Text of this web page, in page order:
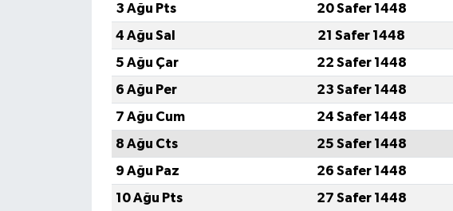
3 Ağu Pts
20 Safer 1448
4 Ağu Sal
21 Safer 1448
5 Ağu Çar
22 Safer 1448
6 Ağu Per
23 Safer 1448
7 Ağu Cum
24 Safer 1448
8 Ağu Cts
25 Safer 1448
9 Ağu Paz
26 Safer 1448
10 Ağu Pts
27 Safer 1448